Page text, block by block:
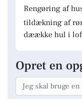
Rengøring af
tildækning af
dæække hul i
Opret en